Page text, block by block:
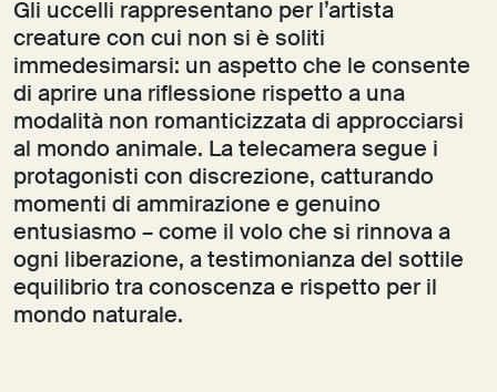
Gli uccelli rappresentano per l’artista
creature con cui non si è soliti
immedesimarsi: un aspetto che le consente
di aprire una riflessione rispetto a una
modalità non romanticizzata di approcciarsi
al mondo animale. La telecamera segue i
protagonisti con discrezione, catturando
momenti di ammirazione e genuino
entusiasmo – come il volo che si rinnova a
ogni liberazione, a testimonianza del sottile
equilibrio tra conoscenza e rispetto per il
mondo naturale.